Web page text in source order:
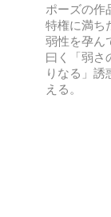
ポーズの作
特権に満ち
弱性を孕ん
曰く「弱さ
りなる」
える。